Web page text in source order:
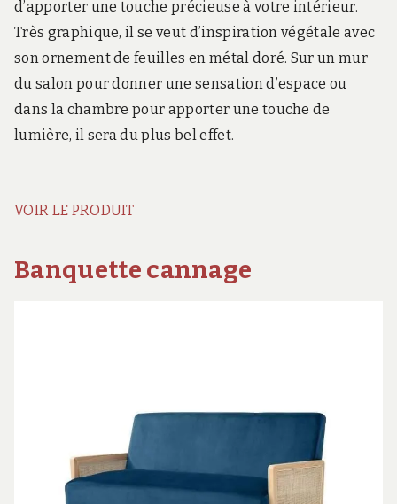
d’apporter une touche précieuse à votre intérieur.
Très graphique, il se veut d’inspiration végétale avec
son ornement de feuilles en métal doré. Sur un mur
du salon pour donner une sensation d’espace ou
dans la chambre pour apporter une touche de
lumière, il sera du plus bel effet.
VOIR LE PRODUIT
Banquette cannage